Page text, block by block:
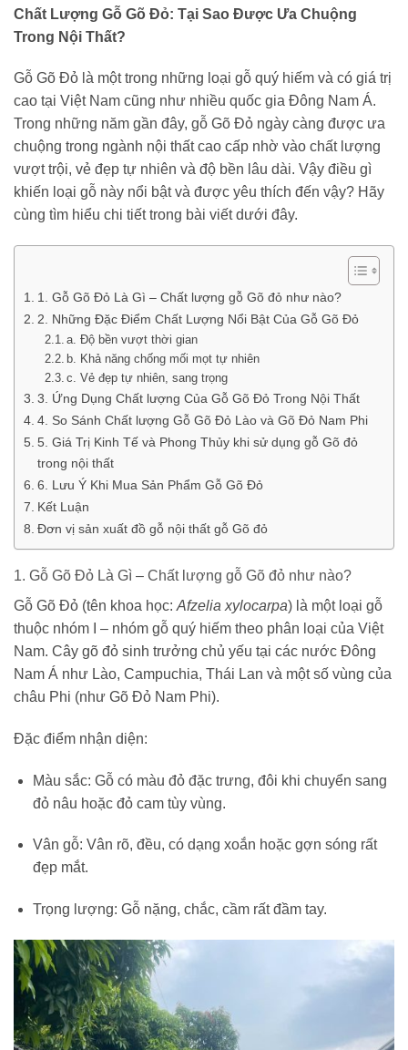
Chất Lượng Gỗ Gõ Đỏ: Tại Sao Được Ưa Chuộng
Trong Nội Thất?
Gỗ Gõ Đỏ là một trong những loại gỗ quý hiếm và có giá trị
cao tại Việt Nam cũng như nhiều quốc gia Đông Nam Á.
Trong những năm gần đây, gỗ Gõ Đỏ ngày càng được ưa
chuộng trong ngành nội thất cao cấp nhờ vào chất lượng
vượt trội, vẻ đẹp tự nhiên và độ bền lâu dài. Vậy điều gì
khiến loại gỗ này nổi bật và được yêu thích đến vậy? Hãy
cùng tìm hiểu chi tiết trong bài viết dưới đây.
1. Gỗ Gõ Đỏ Là Gì – Chất lượng gỗ Gõ đỏ như nào?
2. Những Đặc Điểm Chất Lượng Nổi Bật Của Gỗ Gõ Đỏ
a. Độ bền vượt thời gian
b. Khả năng chống mối mọt tự nhiên
c. Vẻ đẹp tự nhiên, sang trọng
3. Ứng Dụng Chất lượng Của Gỗ Gõ Đỏ Trong Nội Thất
4. So Sánh Chất lượng Gỗ Gõ Đỏ Lào và Gõ Đỏ Nam Phi
5. Giá Trị Kinh Tế và Phong Thủy khi sử dụng gỗ Gõ đỏ
trong nội thất
6. Lưu Ý Khi Mua Sản Phẩm Gỗ Gõ Đỏ
Kết Luận
Đơn vị sản xuất đồ gỗ nội thất gỗ Gõ đỏ
1. Gỗ Gõ Đỏ Là Gì – Chất lượng gỗ Gõ đỏ như nào?
Gỗ Gõ Đỏ (tên khoa học: Afzelia xylocarpa) là một loại gỗ
thuộc nhóm I – nhóm gỗ quý hiếm theo phân loại của Việt
Nam. Cây gõ đỏ sinh trưởng chủ yếu tại các nước Đông
Nam Á như Lào, Campuchia, Thái Lan và một số vùng của
châu Phi (như Gõ Đỏ Nam Phi).
Đặc điểm nhận diện:
Màu sắc: Gỗ có màu đỏ đặc trưng, đôi khi chuyển sang
đỏ nâu hoặc đỏ cam tùy vùng.
Vân gỗ: Vân rõ, đều, có dạng xoắn hoặc gợn sóng rất
đẹp mắt.
Trọng lượng: Gỗ nặng, chắc, cầm rất đầm tay.